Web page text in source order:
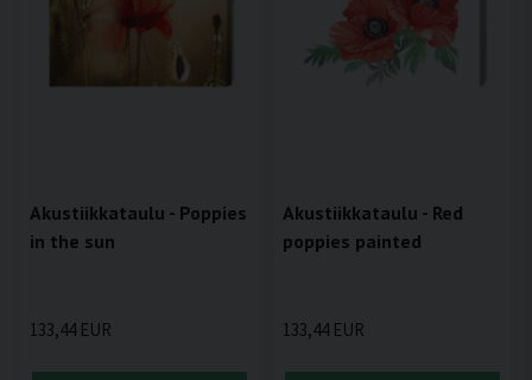
Akustiikkataulu - Poppies
in the sun
133,44 EUR
Akustiikkataulu - Red
poppies painted
133,44 EUR